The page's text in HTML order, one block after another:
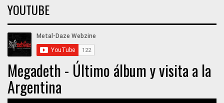
YOUTUBE
Megadeth - Último álbum y visita a la
Argentina